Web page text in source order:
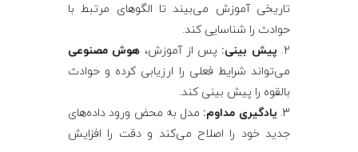
تاریخی آموزش می‌بیند تا الگوهای مرتبط با
حوادث را شناسایی کند.
پیش بینی: پس از آموزش، هوش مصنوعی
می‌تواند شرایط فعلی را ارزیابی کرده و حوادث
بالقوه را پیش بینی کند.
یادگیری مداوم: مدل به محض ورود داده‌های
جدید خود را اصلاح می‌کند و دقت را افزایش